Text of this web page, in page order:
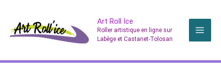
contenu
Art Roll Ice
Roller artistique en ligne sur
Labège et Castanet-Tolosan